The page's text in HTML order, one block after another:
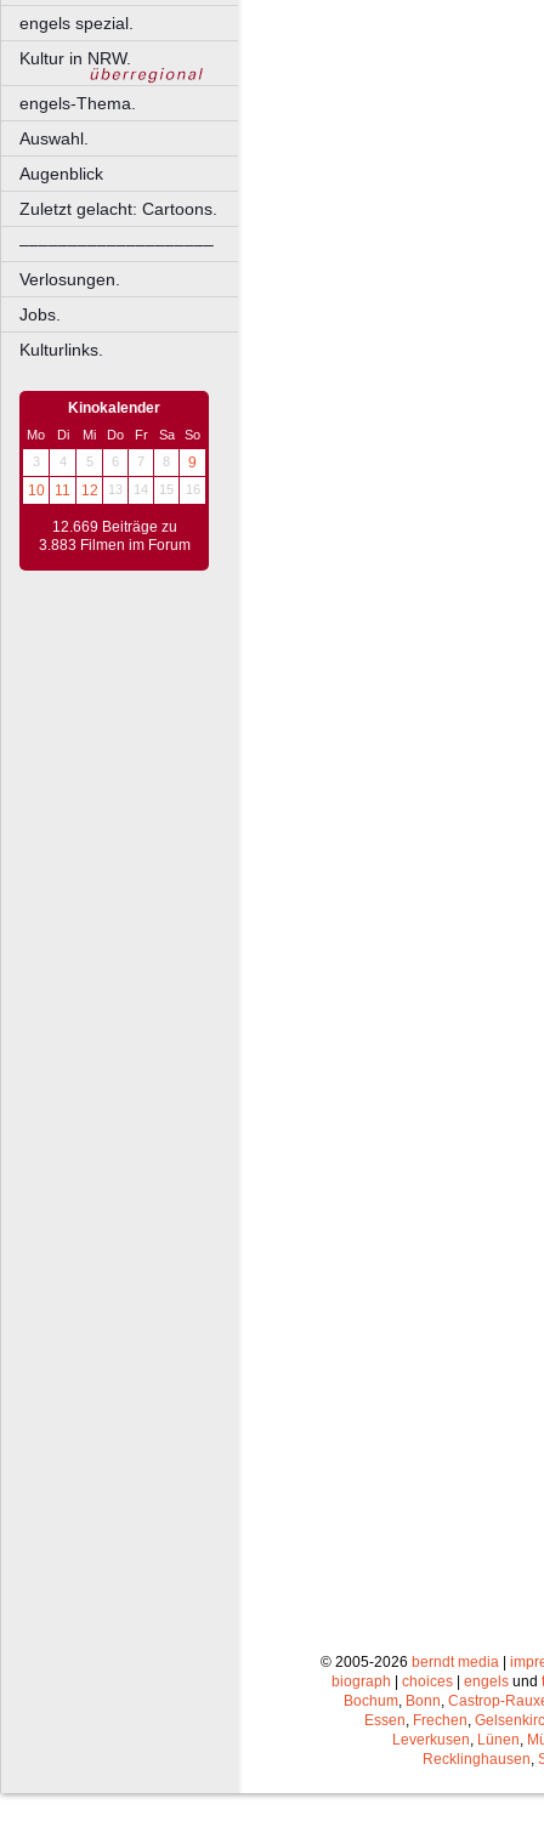
engels spezial.
Kultur in NRW.
engels-Thema.
Auswahl.
Augenblick
Zuletzt gelacht: Cartoons.
––––––––––––––––––––
Verlosungen.
Jobs.
Kulturlinks.
Kinokalender
Mo Di Mi Do Fr Sa
So
3
4 5 6 7 8
9
10
11 12 13 14 15 16
12.669 Beiträge zu
3.883 Filmen im Forum
© 2005-2026 berndt media |
biograph | choices | engels und
Bochum Bonn Castrop-
Essen Frechen
Leverkusen Lünen
Recklinghausen